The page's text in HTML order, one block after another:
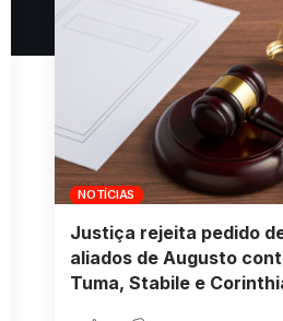
NOTÍCIAS
Justiça rejeita pedido
aliados de Augusto
Tuma, Stabile e